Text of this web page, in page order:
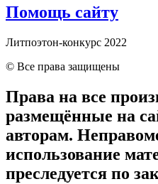
Помощь сайту
Литпоэтон-конкурс 2022
© Все права защищены
Права на все
размещённые на
авторам.
использование
преследуется по